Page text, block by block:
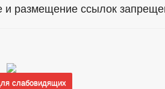
и размещение ссылок
слабовидящих